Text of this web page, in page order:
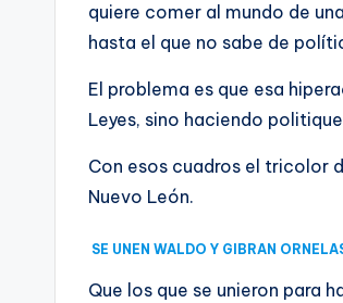
quiere comer al mundo de
hasta el que no sabe de
El problema es que esa
Leyes, sino haciendo
Con esos cuadros el tricolor
Nuevo León.
SE UNEN WALDO Y GIBRAN
Que los que se unieron para